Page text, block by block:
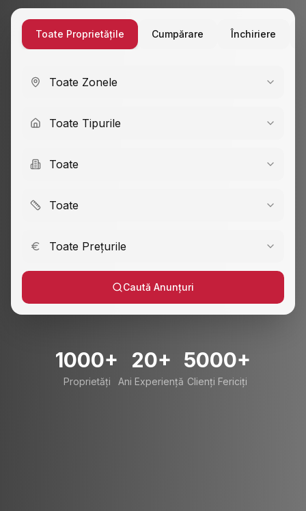
Toate Proprietățile Cumpărare Închiriere
Toate Zonele
Toate Tipurile
Toate
Toate
Toate Prețurile
Caută Anunțuri
1000+
Proprietăți
20+
Ani Experiență
5000+
Clienți Fericiți